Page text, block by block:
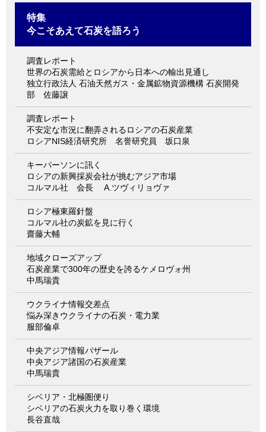
特集
今こそあえて石炭を語ろう
調査レポート
世界の石炭需給とロシアから日本への輸出見通し
独立行政法人 石油天然ガス・金属鉱物資源機構 石炭開発
部 佐藤譲
調査レポート
不安定な市況に翻弄されるロシアの石炭産業
ロシアNIS経済研究所 名誉研究員 坂口泉
キーパーソンに訊く
ロシアの新興採炭会社が挑むアジア市場
コルマル社 会長 A.ツヴィリョヴァ
ロシア極東羅針盤
コルマル社の炭鉱を見に行く
齋藤大輔
地域クローズアップ
石炭産業で300年の歴史を誇るケメロヴォ州
中馬瑞貴
ウクライナ情報交差点
悩み深きウクライナの石炭・電力業
服部倫卓
中央アジア情報バザール
中央アジア諸国の石炭産業
中馬瑞貴
シベリア・北極圏便り
シベリアの石炭火力を取り巻く環境
長谷直哉